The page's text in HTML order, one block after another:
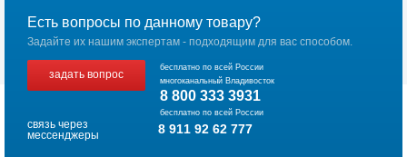
Есть вопросы по данному товару?
Задайте их нашим экспертам - подходящим для вас способом.
задать вопрос
бесплатно по всей России
многоканальный Владивосток
8 800 333 3931
бесплатно по всей России
связь через
мессенджеры
8 911 92 62 777